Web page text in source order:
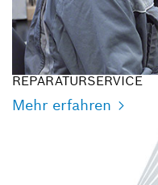
REPARATURSERVICE
Mehr erfahren